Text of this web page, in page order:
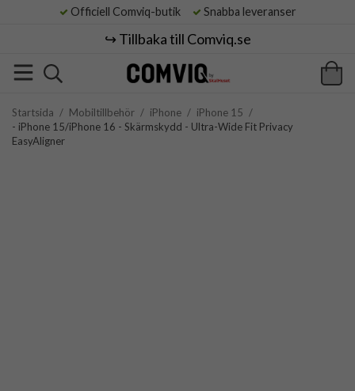
Officiell Comviq-butik Snabba leveranser
↪️ Tillbaka till Comviq.se
Startsida / Mobiltillbehör / iPhone / iPhone 15 /
- iPhone 15/iPhone 16 - Skärmskydd - Ultra-Wide Fit Privacy
EasyAligner